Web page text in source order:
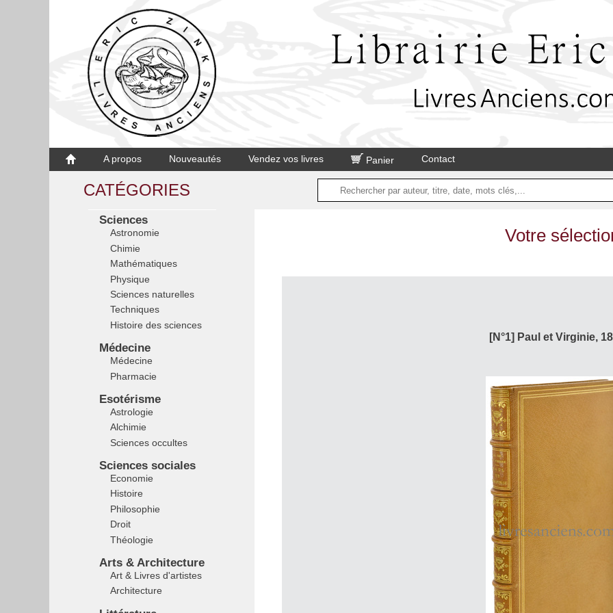
A propos Nouveautés Vendez vos livres Panier Contact
CATÉGORIES
Sciences
Astronomie
Chimie
Mathématiques
Physique
Sciences naturelles
Techniques
Histoire des sciences
Médecine
Médecine
Pharmacie
Esotérisme
Astrologie
Alchimie
Sciences occultes
Sciences sociales
Economie
Histoire
Philosophie
Droit
Théologie
Arts & Architecture
Art & Livres d'artistes
Architecture
Votre
[N°1] Paul et Virginie,